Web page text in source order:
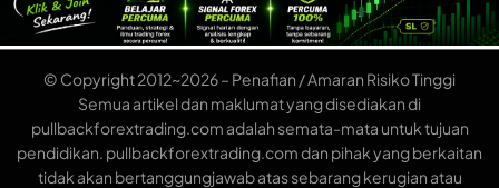
© Copyright 2012~2026 – Penafian / Amaran Risiko Tinggi
Semua artikel dan maklumat yang disediakan di
pullbackforextrading.com adalah semata-mata untuk tujuan
pendidikan. pullbackforextrading.com dan pihak yang berkaitan
tidak akan bertanggungjawab atas sebarang kerugian atau